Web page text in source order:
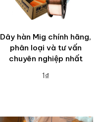
Dây hàn Mig chính hãng,
phân loại và tư vấn
chuyên nghiệp nhất
1₫